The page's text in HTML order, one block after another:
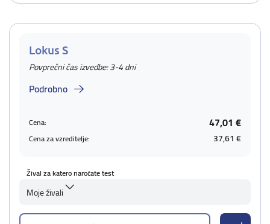
Lokus S
Povprečni čas izvedbe: 3-4 dni
Podrobno
Cena: 47,01 €
Cena za vzreditelje: 37,61 €
Žival za katero naročate test
Moje živali